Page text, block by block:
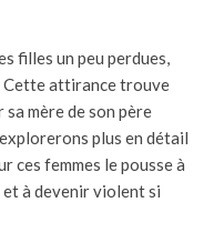
filles un peu perdues,
Cette attirance trouve
mère de son père
plus en détail
ces femmes le pousse à
à devenir violent si